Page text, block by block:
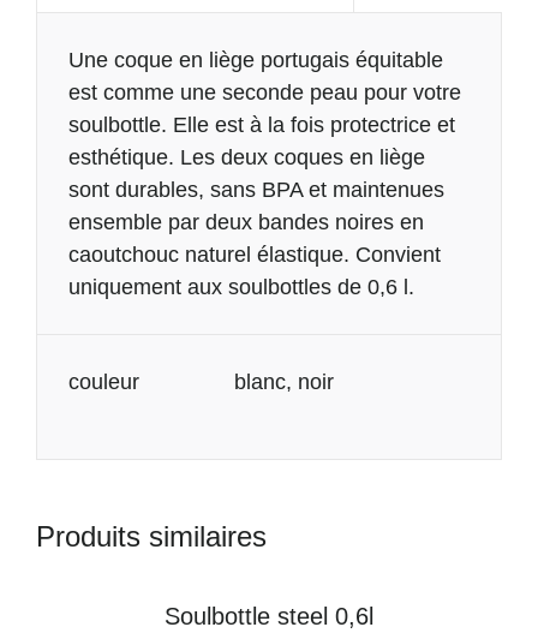
Description
Une coque en liège portugais équitable
est comme une seconde peau pour votre
soulbottle. Elle est à la fois protectrice et
esthétique. Les deux coques en liège
sont durables, sans BPA et maintenues
ensemble par deux bandes noires en
caoutchouc naturel élastique. Convient
uniquement aux soulbottles de 0,6 l.
Informations
couleur blanc, noir
Produits similaires
Soulbottle steel 0,6l